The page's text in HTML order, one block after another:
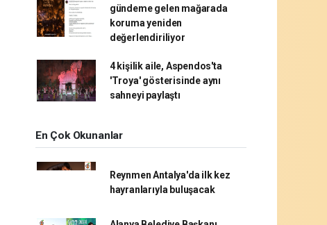
gündeme gelen mağarada
koruma yeniden
değerlendiriliyor
4 kişilik aile, Aspendos'ta
'Troya' gösterisinde aynı
sahneyi paylaştı
En Çok Okunanlar
Reynmen Antalya'da ilk kez
hayranlarıyla buluşacak